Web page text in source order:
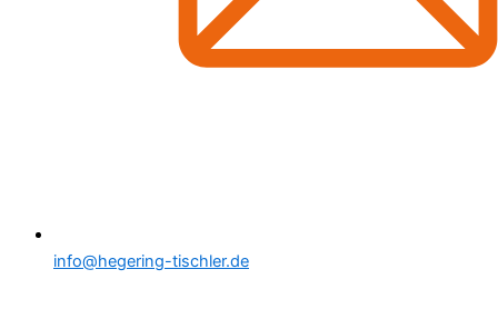
info@hegering-tischler.de